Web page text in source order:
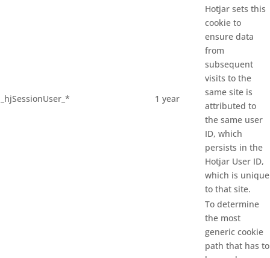
_hjSessionUser_* 1 year
Hotjar sets this
cookie to
ensure data
from
subsequent
visits to the
same site is
attributed to
the same user
ID, which
persists in the
Hotjar User ID,
which is unique
to that site.
To determine
the most
generic cookie
path that has to